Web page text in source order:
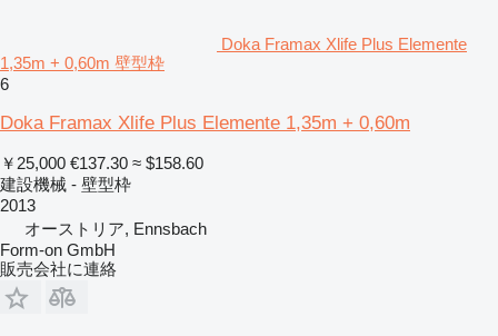
Doka Framax Xlife Plus Elemente
1,35m + 0,60m 壁型枠
6
Doka Framax Xlife Plus Elemente 1,35m + 0,60m
￥25,000 €137.30 ≈ $158.60
建設機械 - 壁型枠
2013
オーストリア, Ennsbach
Form-on GmbH
販売会社に連絡